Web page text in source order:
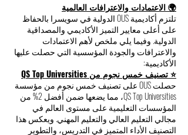
🌍 الاعتمادات والاعترافات العالمية
تلتزم أكاديمية OUS الدولية في سويسرا بالحفاظ
على أعلى معايير التميز الأكاديمي والمصداقية
الدولية. وفيما يلي ملخص لأهم الاعتمادات
والاعترافات والجودة المؤسسية التي حصلت عليها
الأكاديمية:
⭐ تصنيف خمس نجوم من QS Top Universities
حصلت OUS على تصنيف خمس نجوم من مؤسسة
QS Top Universities، مما يضعها ضمن أفضل 2% من
المؤسسات التعليمية على مستوى العالم في
مجالي التعليم العالي والتعليم المهني. ويعكس هذا
التصنيف الأداء المتميز في التدريس، والتطوير